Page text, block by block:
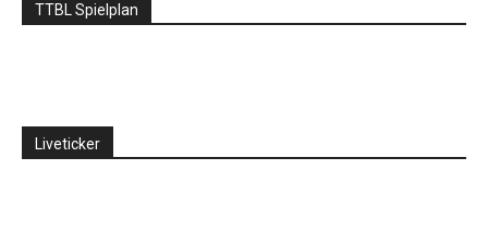
TTBL Spielplan
Liveticker